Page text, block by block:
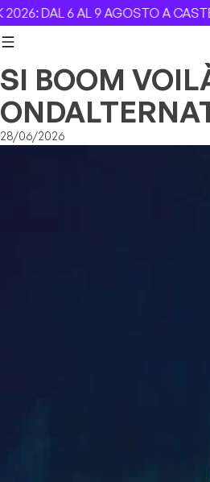
Skip to content
DAL 6 AL 9 AGOSTO A
SI BOOM
28/06/2026